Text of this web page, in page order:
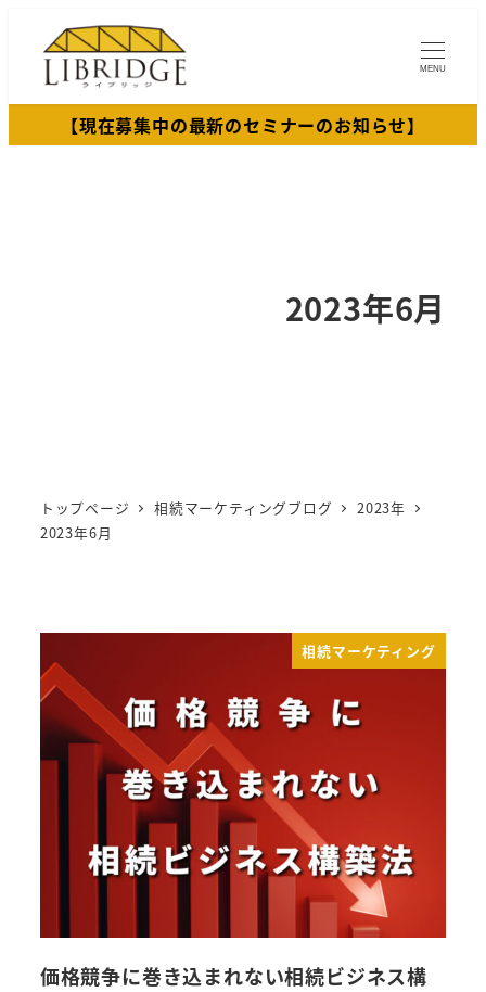
ン
MENU
【現在募集中の最新のセミナーのお知らせ】
2023年6月
トップページ 相続マーケティングブログ
2023年
2023年6月
相続マーケティング
価格競争に巻き込まれない相続ビジネス構